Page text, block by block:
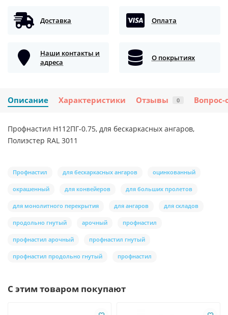
Доставка Оплата
Наши контакты и
адреса
О покрытиях
Описание Характеристики Отзывы 0 Вопрос-
Профнастил H112ПГ-0.75, для бескаркасных ангаров,
Полиэстер RAL 3011
Профнастил для бескаркасных ангаров оцинкованный
окрашенный для конвейеров для больших пролетов
для монолитного перекрытия для ангаров для складов
продольно гнутый арочный профнастил
профнастил арочный профнастил гнутый
профнастил продольно гнутый профнастил
С этим товаром покупают